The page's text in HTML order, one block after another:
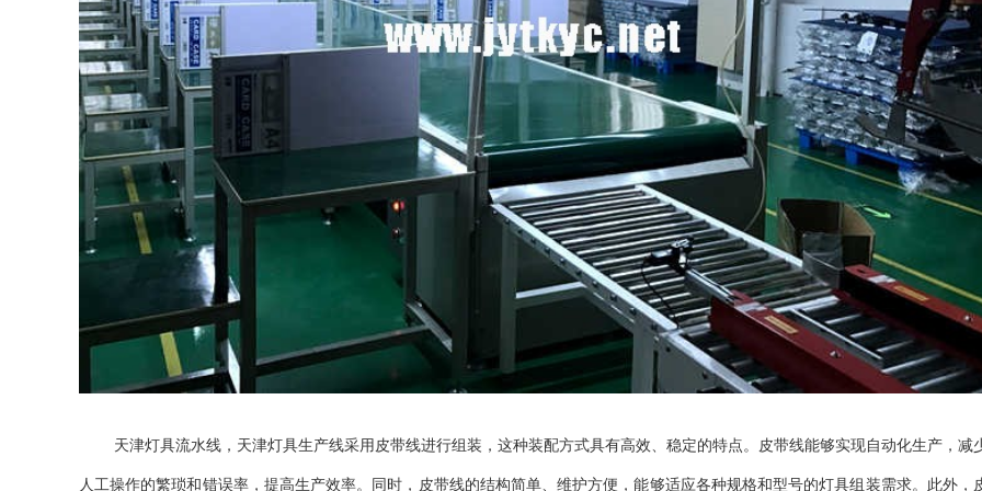
天津灯具流水线，天津灯具生产线采用皮带线进行组装，这种装配方式具有高效、稳定的特点。皮带线能够实现自动化生产，减
人工操作的繁琐和错误率，提高生产效率。同时，皮带线的结构简单、维护方便，能够适应各种规格和型号的灯具组装需求。此外，